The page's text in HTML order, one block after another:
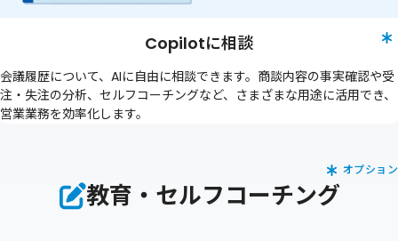
Copilotに相談
会議履歴について、AIに自由に相談できます。商談内容の事実確認や受
注・失注の分析、セルフコーチングなど、さまざまな用途に活用でき、
営業業務を効率化します。
オプション
教育・セルフコーチング